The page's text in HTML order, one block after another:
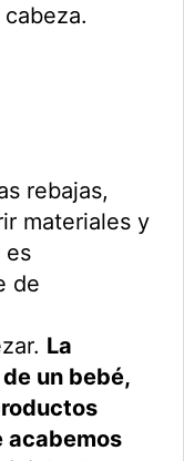
rebajas,
materiales y
es
de
La
un bebé,
acabemos